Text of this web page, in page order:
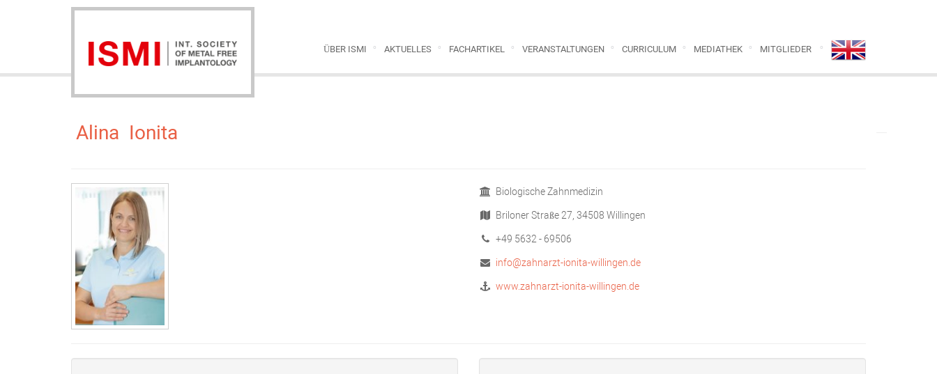
ÜBER ISMI AKTUELLES FACHARTIKEL VERANSTALTUNGEN CURRICULUM MEDIATHEK MITGLIEDER
Alina Ionita
Biologische Zahnmedizin
Briloner Straße 27, 34508 Willingen
+49 5632 - 69506
info@zahnarzt-ionita-willingen.de
www.zahnarzt-ionita-willingen.de